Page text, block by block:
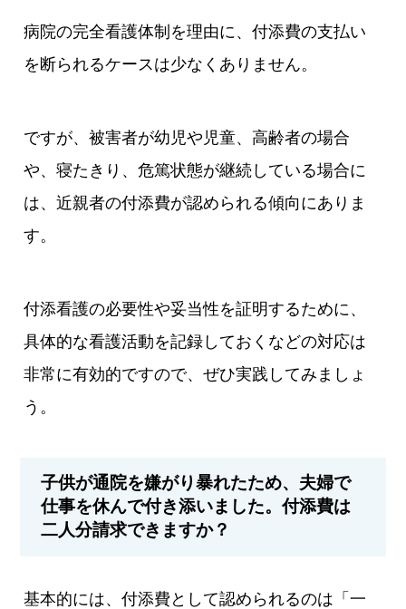
病院の完全看護体制を理由に、付添費の支払い
を断られるケースは少なくありません。
ですが、被害者が幼児や児童、高齢者の場合
や、寝たきり、危篤状態が継続している場合に
は、近親者の付添費が認められる傾向にありま
す。
付添看護の必要性や妥当性を証明するために、
具体的な看護活動を記録しておくなどの対応は
非常に有効的ですので、ぜひ実践してみましょ
う。
子供が通院を嫌がり暴れたため、夫婦で
仕事を休んで付き添いました。付添費は
二人分請求できますか？
基本的には、付添費として認められるのは「一